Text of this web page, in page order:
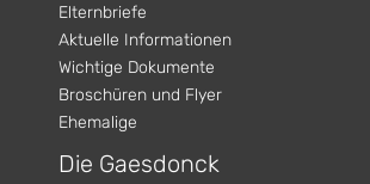
Elternbriefe
Aktuelle Informationen
Wichtige Dokumente
Broschüren und Flyer
Ehemalige
Die Gaesdonck